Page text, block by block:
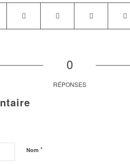
0
RÉPONSES
Nom *